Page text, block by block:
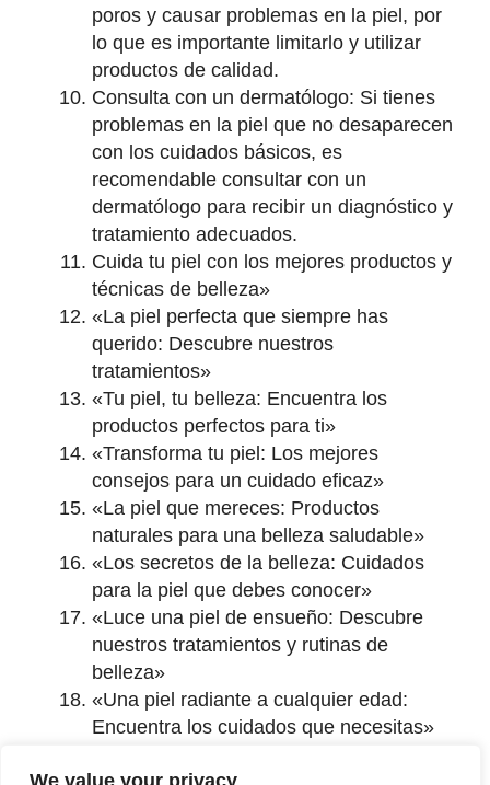
We value your privacy
poros y causar problemas en la piel, por
lo que es importante limitarlo y utilizar
productos de calidad.
Consulta con un dermatólogo: Si tienes
problemas en la piel que no desaparecen
con los cuidados básicos, es
recomendable consultar con un
dermatólogo para recibir un diagnóstico y
tratamiento adecuados.
Cuida tu piel con los mejores productos y
técnicas de belleza»
«La piel perfecta que siempre has
querido: Descubre nuestros
tratamientos»
«Tu piel, tu belleza: Encuentra los
productos perfectos para ti»
«Transforma tu piel: Los mejores
consejos para un cuidado eficaz»
«La piel que mereces: Productos
naturales para una belleza saludable»
«Los secretos de la belleza: Cuidados
para la piel que debes conocer»
«Luce una piel de ensueño: Descubre
nuestros tratamientos y rutinas de
belleza»
«Una piel radiante a cualquier edad:
Encuentra los cuidados que necesitas»